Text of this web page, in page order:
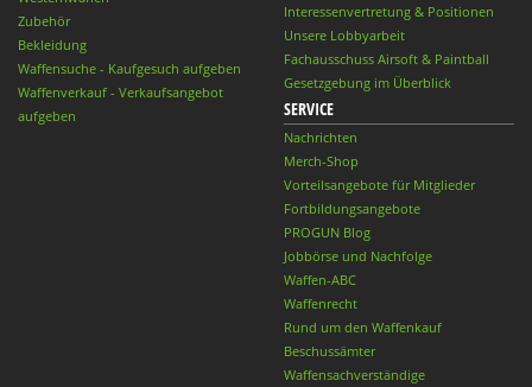
Zubehör
Bekleidung
Waffensuche - Kaufgesuch aufgeben
Waffenverkauf - Verkaufsangebot
aufgeben
Interessenvertretung & Positionen
Unsere Lobbyarbeit
Fachausschuss Airsoft & Paintball
Gesetzgebung im Überblick
SERVICE
Nachrichten
Merch-Shop
Vorteilsangebote für Mitglieder
Fortbildungsangebote
PROGUN Blog
Jobbörse und Nachfolge
Waffen-ABC
Waffenrecht
Rund um den Waffenkauf
Beschussämter
Waffensachverständige